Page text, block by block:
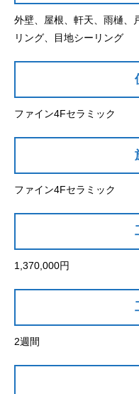
外壁、屋根、軒天、雨樋、
リング、目地シーリング
ファイン4Fセラミック
ファイン4Fセラミック
1,370,000円
2週間